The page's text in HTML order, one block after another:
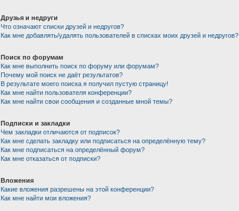
Друзья и недруги
Что означают списки друзей и недругов?
Как мне добавлять/удалять пользователей в списках моих друзей и недругов?
Поиск по форумам
Как мне выполнить поиск по форуму или форумам?
Почему мой поиск не даёт результатов?
В результате моего поиска я получил пустую страницу!
Как мне найти пользователя конференции?
Как мне найти свои сообщения и созданные мной темы?
Подписки и закладки
Чем закладки отличаются от подписок?
Как мне сделать закладку или подписаться на определённую тему?
Как мне подписаться на определённый форум?
Как мне отказаться от подписки?
Вложения
Какие вложения разрешены на этой конференции?
Как мне найти мои вложения?